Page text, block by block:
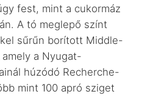
fest, mint a cukormáz
A tó meglepő színt
sűrűn borított Middle-
a Nyugat-
húzódó Recherche-
mint 100 apró sziget